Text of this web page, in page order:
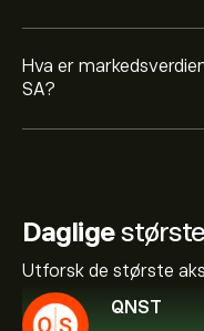
Hva er
SA?
Daglige
Utforsk de største
QNST